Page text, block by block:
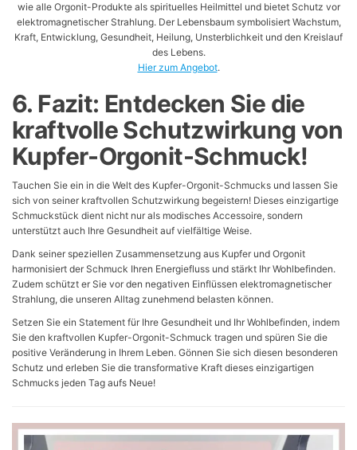
wie alle Orgonit-Produkte als spirituelles Heilmittel und bietet Schutz vor
elektromagnetischer Strahlung. Der Lebensbaum symbolisiert Wachstum,
Kraft, Entwicklung, Gesundheit, Heilung, Unsterblichkeit und den Kreislauf
des Lebens.
Hier zum Angebot.
6. Fazit: Entdecken Sie die
kraftvolle Schutzwirkung von
Kupfer-Orgonit-Schmuck!
Tauchen Sie ein in die Welt des Kupfer-Orgonit-Schmucks und lassen Sie
sich von seiner kraftvollen Schutzwirkung begeistern! Dieses einzigartige
Schmuckstück dient nicht nur als modisches Accessoire, sondern
unterstützt auch Ihre Gesundheit auf vielfältige Weise.
Dank seiner speziellen Zusammensetzung aus Kupfer und Orgonit
harmonisiert der Schmuck Ihren Energiefluss und stärkt Ihr Wohlbefinden.
Zudem schützt er Sie vor den negativen Einflüssen elektromagnetischer
Strahlung, die unseren Alltag zunehmend belasten können.
Setzen Sie ein Statement für Ihre Gesundheit und Ihr Wohlbefinden, indem
Sie den kraftvollen Kupfer-Orgonit-Schmuck tragen und spüren Sie die
positive Veränderung in Ihrem Leben. Gönnen Sie sich diesen besonderen
Schutz und erleben Sie die transformative Kraft dieses einzigartigen
Schmucks jeden Tag aufs Neue!